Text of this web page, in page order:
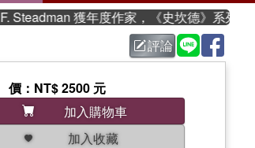
獲年度作家，《史坎德》系列帶你踏
評論
：NT$ 2500 元
加入購物車
加入收藏